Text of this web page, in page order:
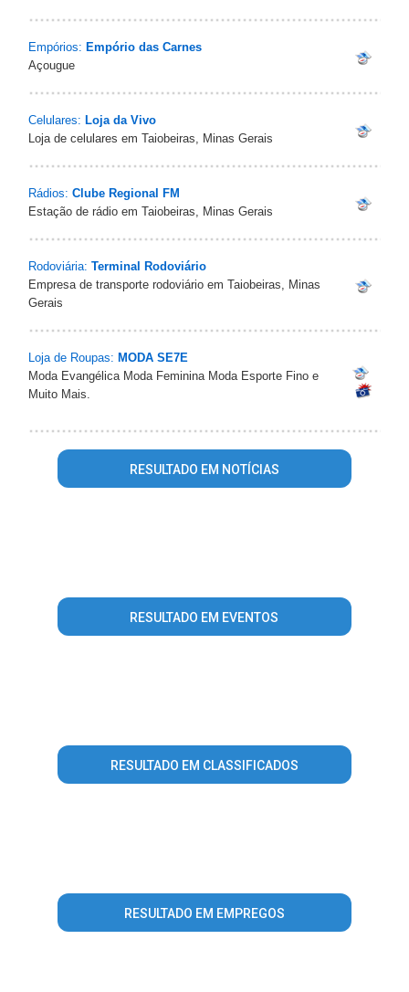
Empórios: Empório das Carnes
Açougue
Celulares: Loja da Vivo
Loja de celulares em Taiobeiras, Minas Gerais
Rádios: Clube Regional FM
Estação de rádio em Taiobeiras, Minas Gerais
Rodoviária: Terminal Rodoviário
Empresa de transporte rodoviário em Taiobeiras, Minas
Gerais
Loja de Roupas: MODA SE7E
Moda Evangélica Moda Feminina Moda Esporte Fino e
Muito Mais.
RESULTADO EM NOTÍCIAS
RESULTADO EM EVENTOS
RESULTADO EM CLASSIFICADOS
RESULTADO EM EMPREGOS